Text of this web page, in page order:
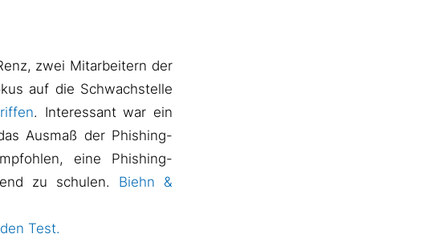
zwei Mitarbeitern der
auf die Schwachstelle
. Interessant war ein
Ausmaß der Phishing-
eine Phishing-
zu schulen. Biehn &
Test.